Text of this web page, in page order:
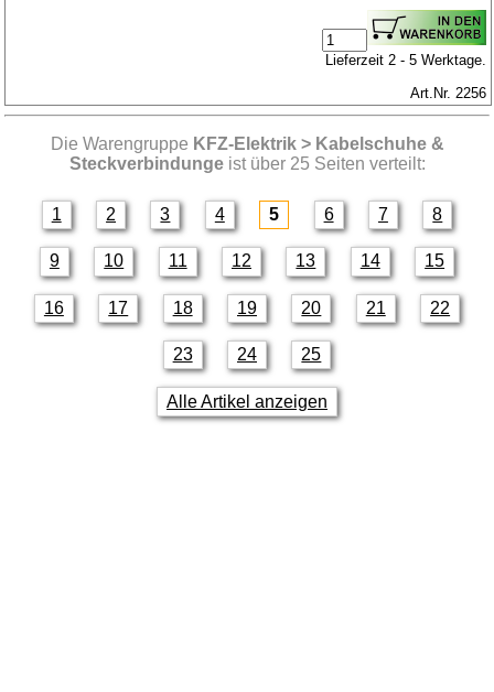
Lieferzeit 2 - 5 Werktage.
Art.Nr. 2256
Die Warengruppe KFZ-Elektrik > Kabelschuhe &
Steckverbindungeist über 25 Seiten verteilt:
1 2 3 4 5 6 7 8
9 10 11 12 13 14 15
16 17 18 19 20 21 22
23 24 25
Alle Artikel anzeigen